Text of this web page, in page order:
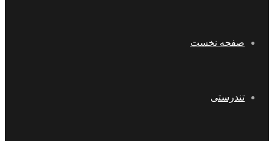
صفحه نخست
تندرستی